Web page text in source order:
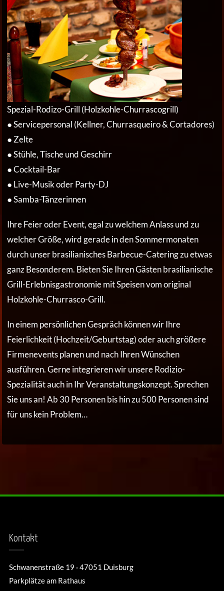
Spezial-Rodizo-Grill (Holzkohle-Churrascogrill)
● Servicepersonal (Kellner, Churrasqueiro & Cortadores)
● Zelte
● Stühle, Tische und Geschirr
● Cocktail-Bar
● Live-Musik oder Party-DJ
● Samba-Tänzerinnen
Ihre Feier oder Event, egal zu welchem Anlass und zu
welcher Größe, wird gerade in den Sommermonaten
durch unser brasilianisches Barbecue-Catering zu etwas
ganz Besonderem. Bieten Sie Ihren Gästen brasilianische
Grill-Erlebnisgastronomie mit Speisen vom original
Holzkohle-Churrasco-Grill.
In einem persönlichen Gespräch können wir Ihre
Feierlichkeit (Hochzeit/Geburtstag) oder auch größere
Firmenevents planen und nach Ihren Wünschen
ausführen. Gerne integrieren wir unsere Rodizio-
Spezialität auch in Ihr Veranstaltungskonzept. Sprechen
Sie uns an! Ab 30 Personen bis hin zu 500 Personen sind
für uns kein Problem…
Kontakt
Schwanenstraße 19 · 47051 Duisburg
Parkplätze am Rathaus